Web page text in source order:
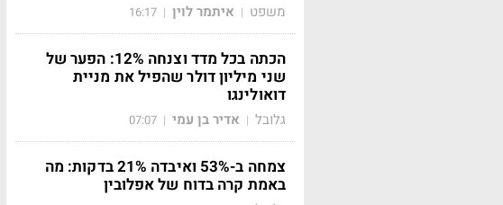
משפט | איתמר לוין |
16:17
הכתה בכל מדד וצנחה 12%: הפער של
שני מיליון דולר שהפיל את מניית
דואולינגו
גלובל | אדיר בן עמי |
07:07
צמחה ב-53% ואיבדה 21% בדקות: מה
באמת קרה בדוח של אפלובין